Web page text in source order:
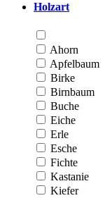
Holzart
Ahorn
Apfelbaum
Birke
Birnbaum
Buche
Eiche
Erle
Esche
Fichte
Kastanie
Kiefer